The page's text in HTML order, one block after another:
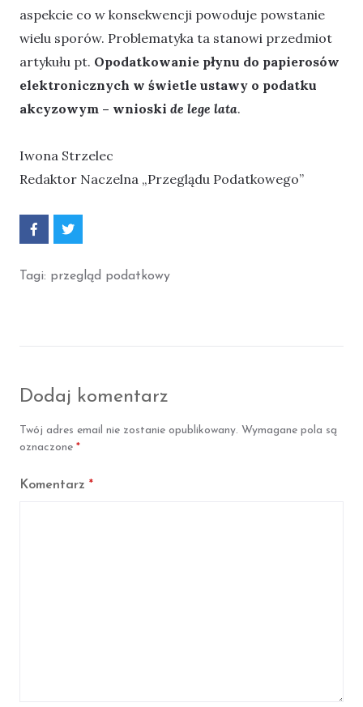
aspekcie co w konsekwencji powoduje powstanie
wielu sporów. Problematyka ta stanowi przedmiot
artykułu pt. Opodatkowanie płynu do papierosów
elektronicznych w świetle ustawy o podatku
akcyzowym – wnioski de lege lata.
Iwona Strzelec
Redaktor Naczelna „Przeglądu Podatkowego”
o
i
e
o
k
o
i
t
r
Tagi: przegląd podatkowy
Dodaj komentarz
Twój adres email nie zostanie opublikowany. Wymagane pola są
oznaczone *
Komentarz *